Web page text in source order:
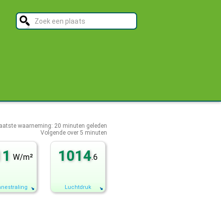
waarneming: 20 minuten geleden
Volgende over 5 minuten
W/m² 1014.6
Luchtdruk